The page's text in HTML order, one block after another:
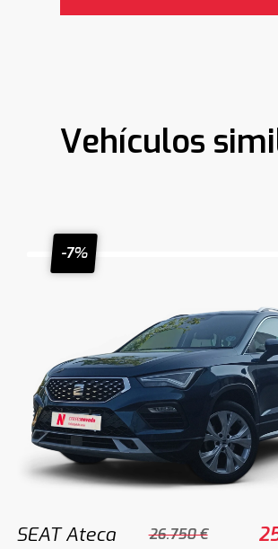
Vehículos
-7%
SEAT Ateca 26.750 €